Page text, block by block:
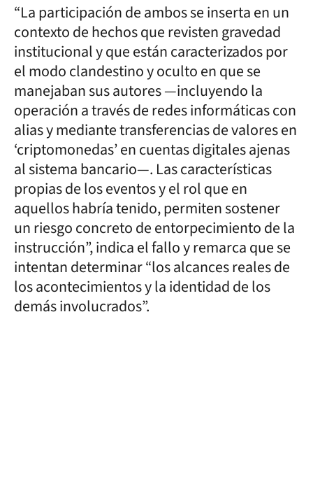
“La participación de ambos se inserta en un
contexto de hechos que revisten gravedad
institucional y que están caracterizados por
el modo clandestino y oculto en que se
manejaban sus autores —incluyendo la
operación a través de redes informáticas con
alias y mediante transferencias de valores en
‘criptomonedas’ en cuentas digitales ajenas
al sistema bancario—. Las características
propias de los eventos y el rol que en
aquellos habría tenido, permiten sostener
un riesgo concreto de entorpecimiento de la
instrucción”, indica el fallo y remarca que se
intentan determinar “los alcances reales de
los acontecimientos y la identidad de los
demás involucrados”.